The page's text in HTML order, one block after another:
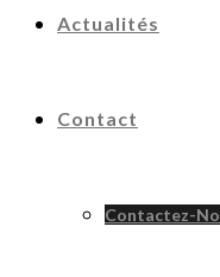
Actualités
Contact
Contactez-